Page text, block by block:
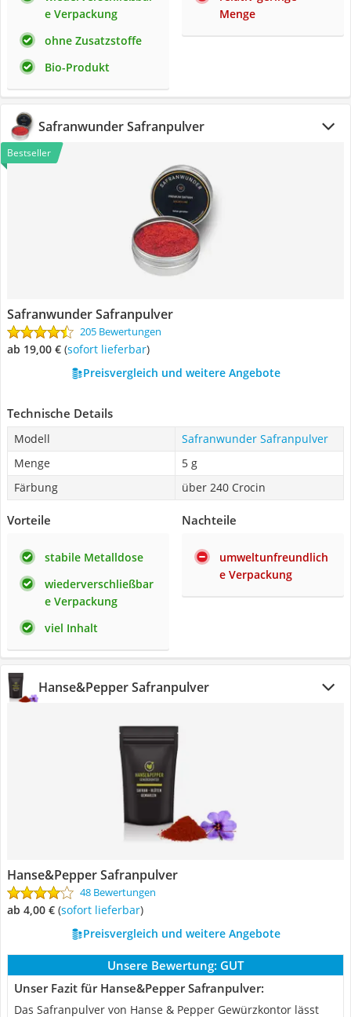
e Verpackung
ohne Zusatzstoffe
Bio-Produkt
Menge
Safranwunder Safranpulver
Bestseller
Safranwunder Safranpulver
205 Bewertungen
ab 19,00 € ( Sofort lieferbar)
Preisvergleich und weitere Angebote
Technische Details
Modell
Safranwunder Safranpulver
Menge
5 g
Färbung
über 240 Crocin
Vorteile
stabile Metalldose
wiederverschließbar
e Verpackung
viel Inhalt
Nachteile
umweltunfreundlich
e Verpackung
Hanse&Pepper Safranpulver
Hanse&Pepper Safranpulver
48 Bewertungen
ab 4,00 € ( Sofort lieferbar)
Preisvergleich und weitere Angebote
Unsere Bewertung: GUT
Unser Fazit für Hanse&Pepper Safranpulver:
Das Safranpulver von Hanse & Pepper Gewürzkontor lässt